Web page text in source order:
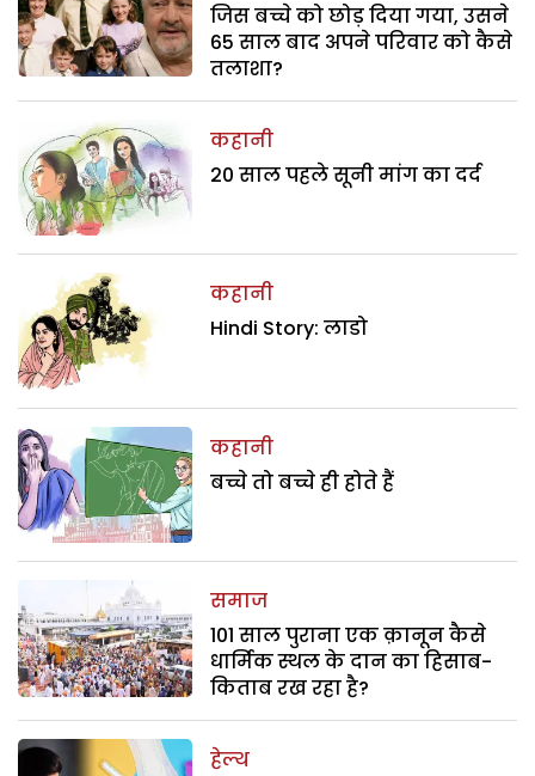
जिस बच्चे को छोड़ दिया गया, उसने
65 साल बाद अपने परिवार को कैसे
तलाशा?
कहानी
20 साल पहले सूनी मांग का दर्द
कहानी
Hindi Story: लाडो
कहानी
बच्चे तो बच्चे ही होते हैं
समाज
101 साल पुराना एक क़ानून कैसे
धार्मिक स्थल के दान का हिसाब-
किताब रख रहा है?
हेल्थ